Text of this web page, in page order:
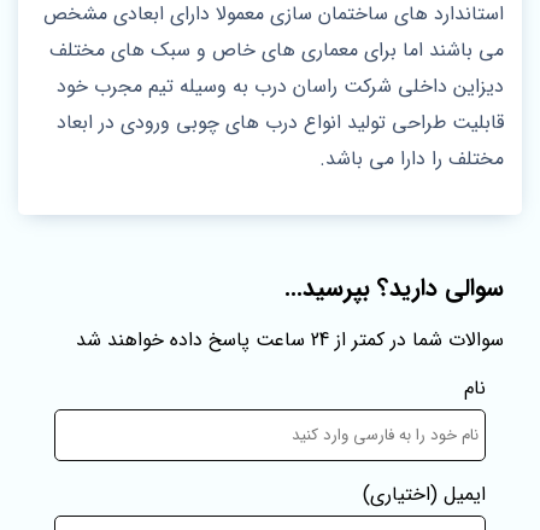
استاندارد های ساختمان سازی معمولا دارای ابعادی مشخص
می باشند اما برای معماری های خاص و سبک های مختلف
دیزاین داخلی شرکت راسان درب به وسیله تیم مجرب خود
قابلیت طراحی تولید انواع درب های چوبی ورودی در ابعاد
مختلف را دارا می باشد.
سوالی دارید؟ بپرسید...
سوالات شما در کمتر از 24 ساعت پاسخ داده خواهند شد
نام
ایمیل (اختیاری)